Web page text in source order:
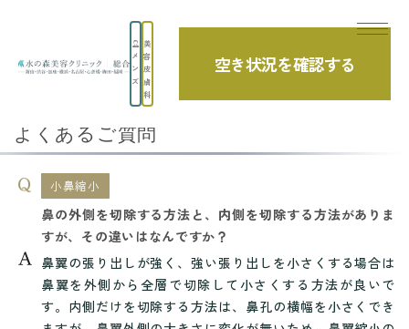
メ
ン
ズ
美
容
皮
膚
科
空き状況を確認する
TOP よくあるご質問
小鼻縮小
鼻の外側を切除する方法と、内側を切除する...
よくあるご質問
小鼻縮小
鼻の外側を切除する方法と、内側を切除する方法がありま
すが、その違いはなんですか？
鼻翼の張り出しが強く、強い張り出しを小さくする場合は
鼻翼を外側から全層で切除して小さくする方法が良いで
す。内側だけを切除する方法は、鼻孔の横幅を小さくでき